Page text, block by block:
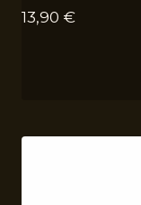
13,90 €